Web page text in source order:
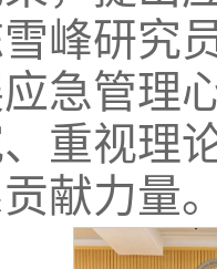
峰研究
急管理
重视理
献力量